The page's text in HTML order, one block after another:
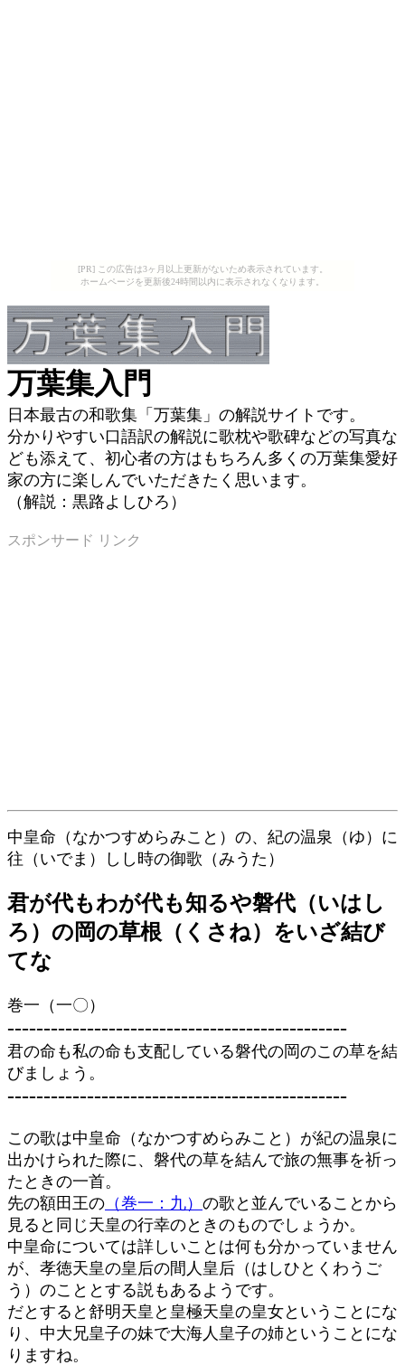
[PR] この広告は3ヶ月以上更新がないため表示されています。
ホームページを更新後24時間以内に表示されなくなります。
万葉集入門
日本最古の和歌集「万葉集」の解説サイトです。
分かりやすい口語訳の解説に歌枕や歌碑などの写真な
ども添えて、初心者の方はもちろん多くの万葉集愛好
家の方に楽しんでいただきたく思います。
（解説：黒路よしひろ）
スポンサード リンク
中皇命（なかつすめらみこと）の、紀の温泉（ゆ）に
往（いでま）しし時の御歌（みうた）
君が代もわが代も知るや磐代（いはし
ろ）の岡の草根（くさね）をいざ結び
てな
巻一（一〇）
-----------------------------------------------
君の命も私の命も支配している磐代の岡のこの草を結
びましょう。
-----------------------------------------------
この歌は中皇命（なかつすめらみこと）が紀の温泉に
出かけられた際に、磐代の草を結んで旅の無事を祈っ
たときの一首。
先の額田王の （巻一：九） の歌と並んでいることから
見ると同じ天皇の行幸のときのものでしょうか。
中皇命については詳しいことは何も分かっていません
が、孝徳天皇の皇后の間人皇后（はしひとくわうご
う）のこととする説もあるようです。
だとすると舒明天皇と皇極天皇の皇女ということにな
り、中大兄皇子の妹で大海人皇子の姉ということにな
りますね。